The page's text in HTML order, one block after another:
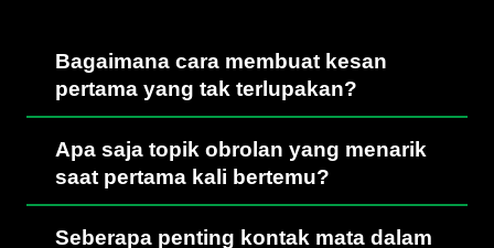
Bagaimana cara membuat kesan
pertama yang tak terlupakan?
Apa saja topik obrolan yang menarik
saat pertama kali bertemu?
Seberapa penting kontak mata dalam